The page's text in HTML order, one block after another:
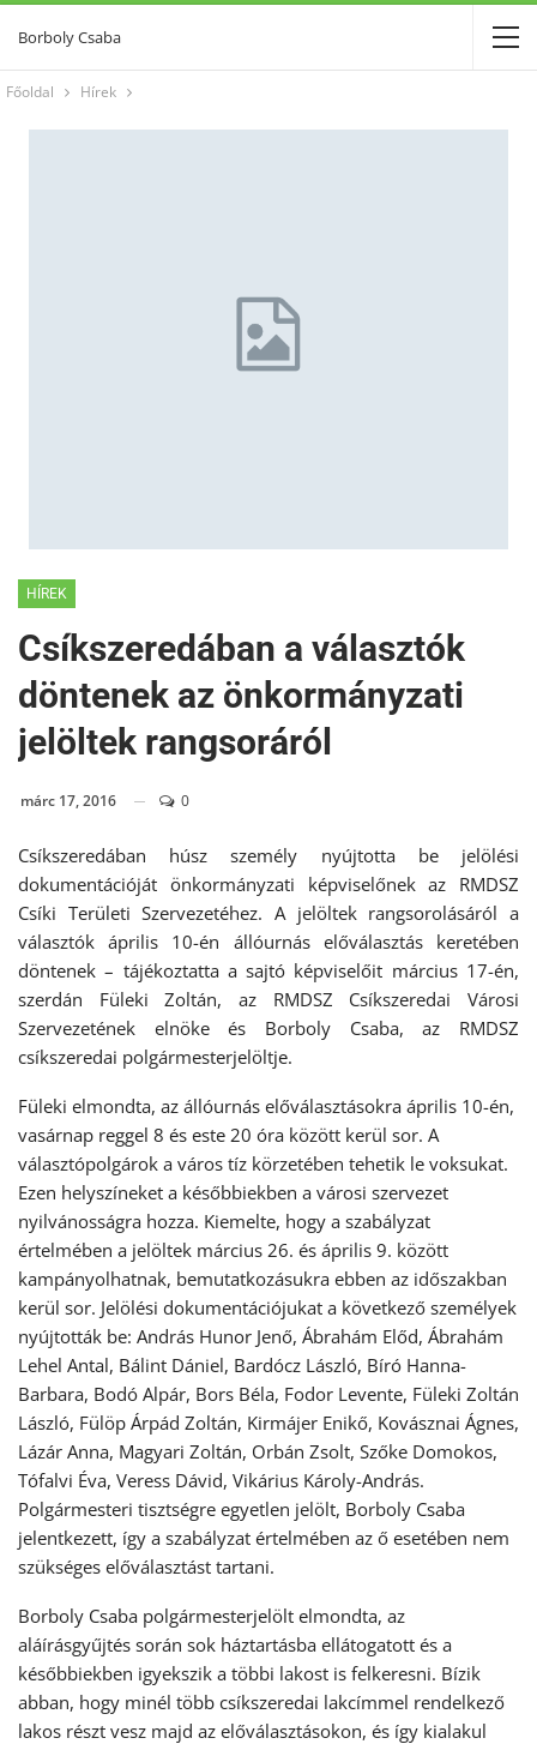
Borboly Csaba
Főoldal Hírek
HÍREK
Csíkszeredában a választók
döntenek az önkormányzati
jelöltek rangsoráról
márc 17, 2016 0
Csíkszeredában húsz személy nyújtotta be jelölési
dokumentációját önkormányzati képviselőnek az RMDSZ
Csíki Területi Szervezetéhez. A jelöltek rangsorolásáról a
választók április 10-én állóurnás előválasztás keretében
döntenek – tájékoztatta a sajtó képviselőit március 17-én,
szerdán Füleki Zoltán, az RMDSZ Csíkszeredai Városi
Szervezetének elnöke és Borboly Csaba, az RMDSZ
csíkszeredai polgármesterjelöltje.
Füleki elmondta, az állóurnás előválasztásokra április 10-én,
vasárnap reggel 8 és este 20 óra között kerül sor. A
választópolgárok a város tíz körzetében tehetik le voksukat.
Ezen helyszíneket a későbbiekben a városi szervezet
nyilvánosságra hozza. Kiemelte, hogy a szabályzat
értelmében a jelöltek március 26. és április 9. között
kampányolhatnak, bemutatkozásukra ebben az időszakban
kerül sor. Jelölési dokumentációjukat a következő személyek
nyújtották be: András Hunor Jenő, Ábrahám Előd, Ábrahám
Lehel Antal, Bálint Dániel, Bardócz László, Bíró Hanna-
Barbara, Bodó Alpár, Bors Béla, Fodor Levente, Füleki Zoltán
László, Fülöp Árpád Zoltán, Kirmájer Enikő, Kovásznai Ágnes,
Lázár Anna, Magyari Zoltán, Orbán Zsolt, Szőke Domokos,
Tófalvi Éva, Veress Dávid, Vikárius Károly-András.
Polgármesteri tisztségre egyetlen jelölt, Borboly Csaba
jelentkezett, így a szabályzat értelmében az ő esetében nem
szükséges előválasztást tartani.
Borboly Csaba polgármesterjelölt elmondta, az
aláírásgyűjtés során sok háztartásba ellátogatott és a
későbbiekben igyekszik a többi lakost is felkeresni. Bízik
abban, hogy minél több csíkszeredai lakcímmel rendelkező
lakos részt vesz majd az előválasztásokon, és így kialakul